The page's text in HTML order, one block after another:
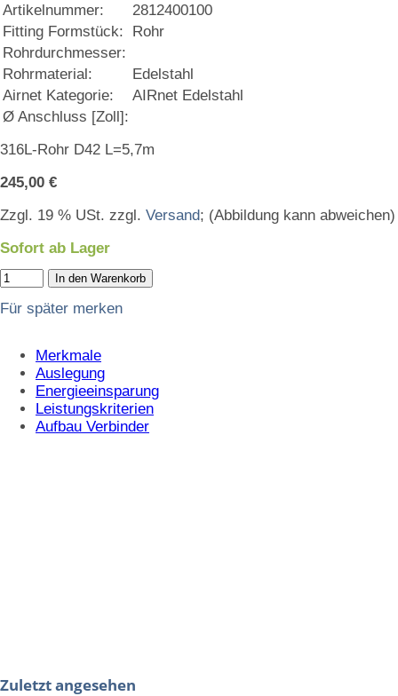
Artikelnummer:
2812400100
Fitting Formstück:
Rohr
Rohrdurchmesser:
Rohrmaterial:
Edelstahl
Airnet Kategorie:
AIRnet Edelstahl
Ø Anschluss [Zoll]:
316L-Rohr D42 L=5,7m
245,00 €
Zzgl. 19 % USt. zzgl. Versand; (Abbildung kann abweichen)
Sofort ab Lager
In den Warenkorb
Für später merken
Merkmale
Auslegung
Energieeinsparung
Leistungskriterien
Aufbau Verbinder
Zuletzt angesehen